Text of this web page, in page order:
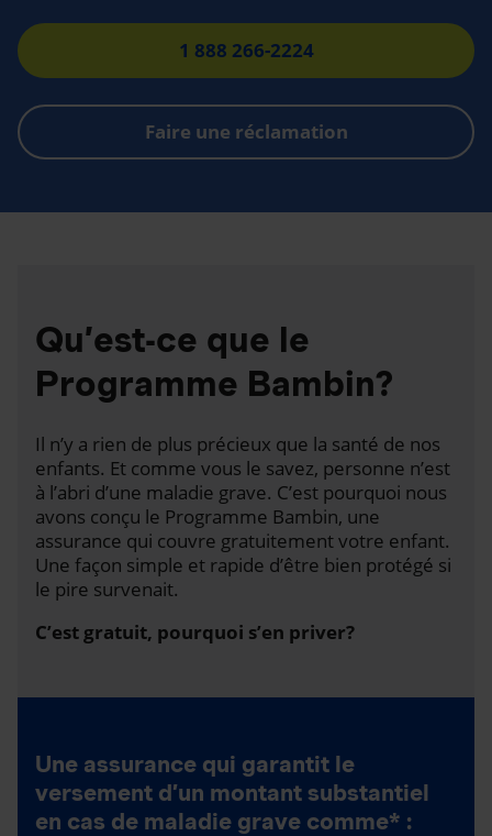
1 888 266-2224
Faire une réclamation
Qu’est-ce que le
Programme Bambin?
Il n’y a rien de plus précieux que la santé de nos
enfants. Et comme vous le savez, personne n’est
à l’abri d’une maladie grave. C’est pourquoi nous
avons conçu le Programme Bambin, une
assurance qui couvre gratuitement votre enfant.
Une façon simple et rapide d’être bien protégé si
le pire survenait.
C’est gratuit, pourquoi s’en priver?
Une assurance qui garantit le
versement d’un montant substantiel
en cas de maladie grave comme* :